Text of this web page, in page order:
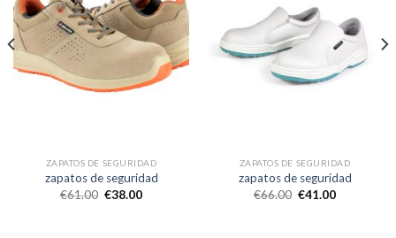
ZAPATOS DE SEGURIDAD
zapatos de seguridad
€61.00 €38.00
ZAPATOS DE SEGURIDAD
zapatos de seguridad
€66.00 €41.00